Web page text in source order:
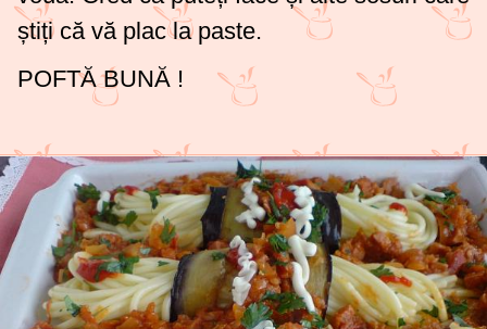
știți că vă plac la paste.
POFTĂ BUNĂ !